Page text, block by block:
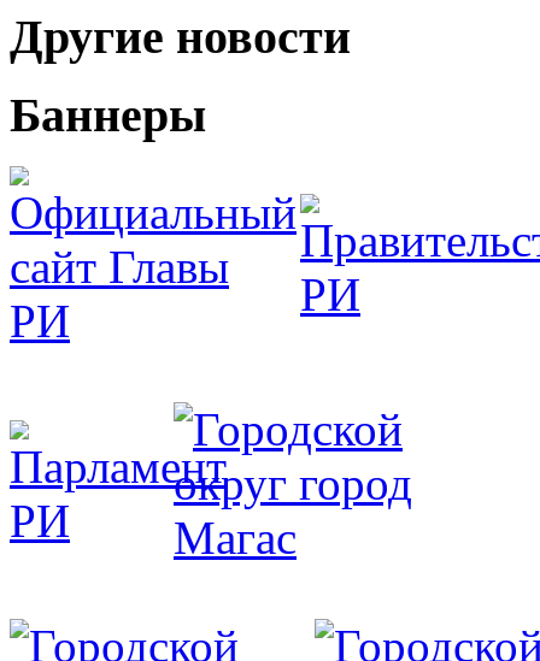
Другие новости
Баннеры